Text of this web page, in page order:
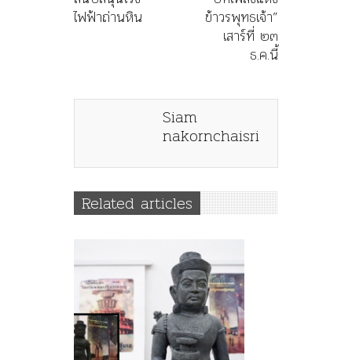
ไฟฟ้าถ่านหิน
ข้าวรพุทธเจ้า”
เสาร์ที่ ๒๓
ธ.ค.นี้
Siam
nakornchaisri
Related articles